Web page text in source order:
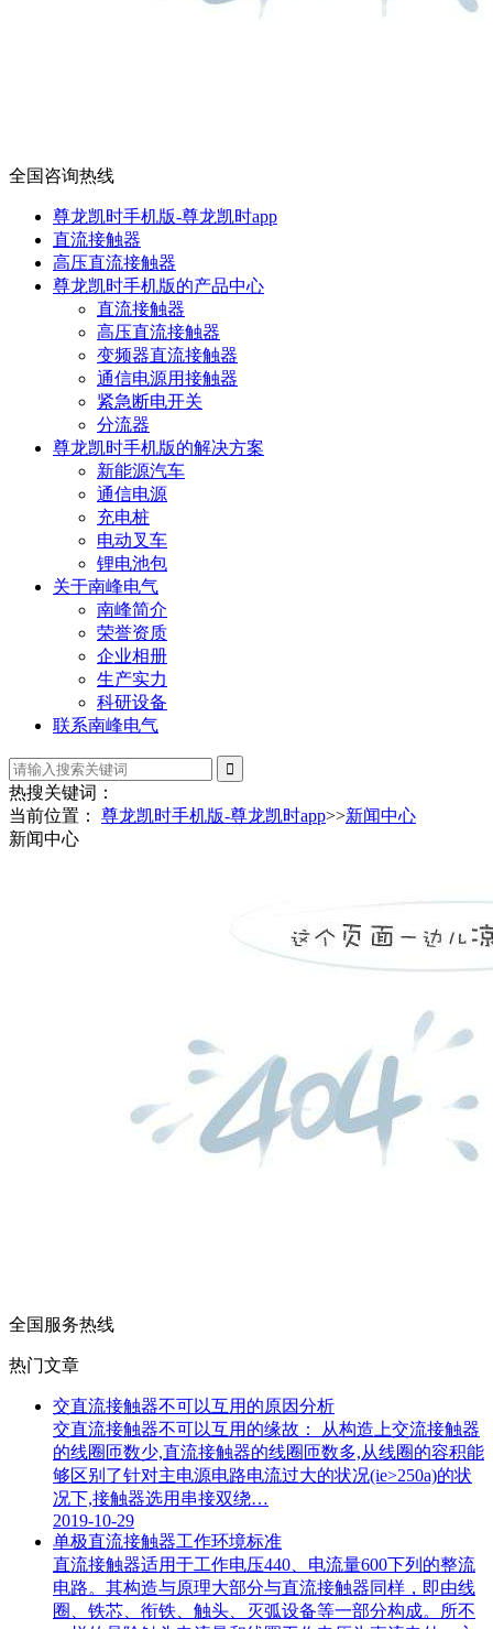
全国咨询热线
尊龙凯时手机版-尊龙凯时app
直流接触器
高压直流接触器
尊龙凯时手机版的产品中心
直流接触器
高压直流接触器
变频器直流接触器
通信电源用接触器
紧急断电开关
分流器
尊龙凯时手机版的解决方案
新能源汽车
通信电源
充电桩
电动叉车
锂电池包
关于南峰电气
南峰简介
荣誉资质
企业相册
生产实力
科研设备
联系南峰电气
热搜关键词：
当前位置：
尊龙凯时手机版-尊龙凯时app>>新闻中心
新闻中心
全国服务热线
热门文章
交直流接触器不可以互用的原因分析
交直流接触器不可以互用的缘故： 从构造上交流接触器
的线圈匝数少,直流接触器的线圈匝数多,从线圈的容积能
够区别了针对主电源电路电流过大的状况(ie>250a)的状
况下,接触器选用串接双绕…
2019-10-29
单极直流接触器工作环境标准
直流接触器适用于工作电压440、电流量600下列的整流
电路。其构造与原理大部分与直流接触器同样，即由线
圈、铁芯、衔铁、触头、灭弧设备等一部分构成。所不